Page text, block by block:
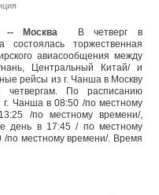
-- Москва В четверг в
торжественная
авиасообщения между
Центральный Китай/ и
рейсы из г. Чанша в Москву
четвергам. По расписанию
г. Чанша в 08:50 /по местному
/по местному времени/,
день в 17:45 / по местному
/по местному времени/. Время